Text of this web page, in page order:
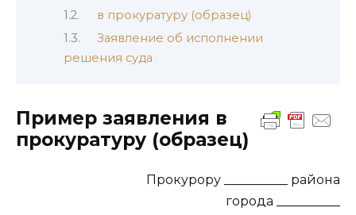
в прокуратуру (образец)
Заявление об исполнении
решения суда
Пример заявления в
прокуратуру (образец)
Прокурору __________ района
города __________